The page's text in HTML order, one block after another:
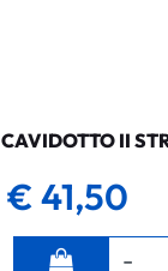
CAVIDOTTO II
€ 41,50
Quantità